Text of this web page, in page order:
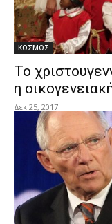
ΚΟΣΜΟΣ
Το
η
Δεκ 25, 2017